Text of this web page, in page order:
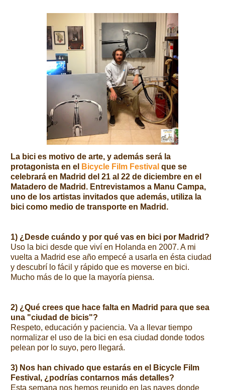
La bici es motivo de arte, y además será la
protagonista en el
Bicycle Film Festival que se
celebrará en Madrid del 21 al 22 de diciembre en el
Matadero de Madrid. Entrevistamos a Manu Campa,
uno de los artistas invitados que además, utiliza la
bici como medio de transporte en Madrid.
1) ¿Desde cuándo y por qué vas en bici por Madrid?
Uso la bici desde que viví en Holanda en 2007. A mi
vuelta a Madrid ese año empecé a usarla en ésta ciudad
y descubrí lo fácil y rápido que es moverse en bici.
Mucho más de lo que la mayoría piensa.
2) ¿Qué crees que hace falta en Madrid para que sea
una "ciudad de bicis"?
Respeto, educación y paciencia. Va a llevar tiempo
normalizar el uso de la bici en esa ciudad donde todos
pelean por lo suyo, pero llegará.
3) Nos han chivado que estarás en el Bicycle Film
Festival, ¿podrías contarnos más detalles?
Esta semana nos hemos reunido en las naves donde